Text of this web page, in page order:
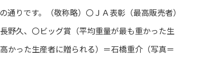
りです。（敬称略）〇ＪＡ表彰（最高販売者）
野久、〇ビッグ賞（平均重量が最も重かった生
かった生産者に贈られる）＝石橋重介（写真＝